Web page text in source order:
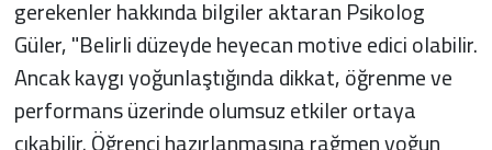
gerekenler hakkında bilgiler aktaran Psikolog
Güler, "Belirli düzeyde heyecan motive edici olabilir.
Ancak kaygı yoğunlaştığında dikkat, öğrenme ve
performans üzerinde olumsuz etkiler ortaya